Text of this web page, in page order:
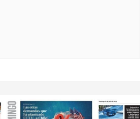
Opens in new window Opens in